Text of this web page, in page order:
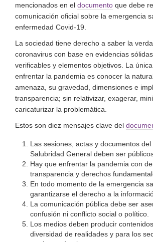
mencionados en el documento que debe
comunicación oficial sobre la emergencia
enfermedad Covid-19.
La sociedad tiene derecho a saber la
coronavirus con base en evidencias
verificables y elementos objetivos. La
enfrentar la pandemia es conocer la
amenaza, su gravedad, dimensiones e
transparencia; sin relativizar, exagerar,
caricaturizar la problemática.
Estos son diez mensajes clave del
Las sesiones, actas y documentos
Salubridad General deben ser
Hay que enfrentar la pandemia con
transparencia y derechos
En todo momento de la emergencia
garantizarse el derecho a la
La comunicación pública debe ser
confusión ni conflicto social o político.
Los medios deben producir
diversidad de realidades y para los